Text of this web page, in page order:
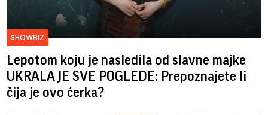
SHOWBIZ
Lepotom koju je nasledila od slavne majke
UKRALA JE SVE POGLEDE: Prepoznajete li
čija je ovo ćerka?